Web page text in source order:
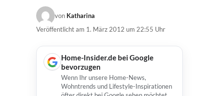
von Katharina
Veröffentlicht am 1. März 2012 um 22:55 Uhr
Home-Insider.de bei Google
bevorzugen
Wenn Ihr unsere Home-News,
Wohntrends und Lifestyle-Inspirationen